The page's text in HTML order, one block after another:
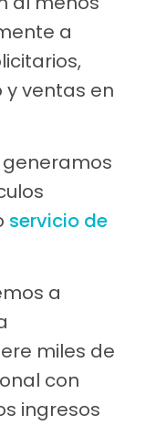
a
ventas en
servicio de
a
miles de
con
ingresos